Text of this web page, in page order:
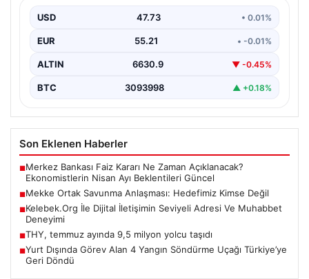
Anlaşması hakkında yaptığı açıklamada, bu
düzenlemenin herhangi…
USD 47.73 • 0.01%
EUR 55.21 • -0.01%
ALTIN 6630.9 ▼ -0.45%
BTC 3093998 ▲ +0.18%
Son Eklenen Haberler
■Merkez Bankası Faiz Kararı Ne Zaman Açıklanacak?
Ekonomistlerin Nisan Ayı Beklentileri Güncel
■Mekke Ortak Savunma Anlaşması: Hedefimiz Kimse Değil
■Kelebek.Org İle Dijital İletişimin Seviyeli Adresi Ve Muhabbet
Deneyimi
■THY, temmuz ayında 9,5 milyon yolcu taşıdı
■Yurt Dışında Görev Alan 4 Yangın Söndürme Uçağı Türkiye’ye
Geri Döndü